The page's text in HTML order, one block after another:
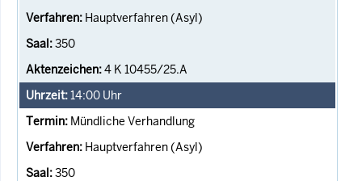
Hauptverfahren (Asyl)
350
4 K 10455/25.A
14:00 Uhr
Mündliche Verhandlung
Hauptverfahren (Asyl)
350